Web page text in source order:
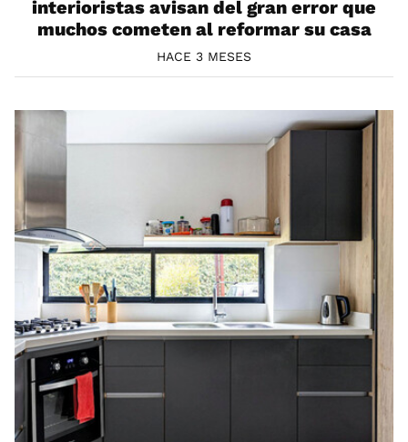
interioristas avisan del gran error que
muchos cometen al reformar su casa
HACE 3 MESES